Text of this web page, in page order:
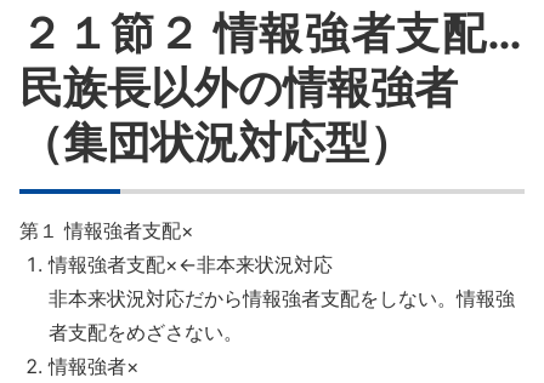
２１節２ 情報強者支配…
民族長以外の情報強者
（集団状況対応型）
第１ 情報強者支配×
情報強者支配×←非本来状況対応
非本来状況対応だから情報強者支配をしない。情報強
者支配をめざさない。
情報強者×